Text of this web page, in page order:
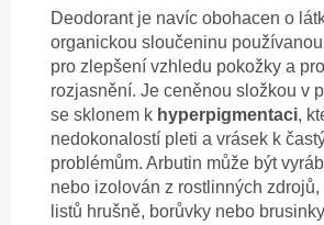
Deodorant je navíc obohacen o
organickou sloučeninu
pro zlepšení vzhledu pokožky a
rozjasnění. Je ceněnou složkou v
se sklonem k hyperpigmentaci,
nedokonalostí pleti a vrásek k
problémům. Arbutin může být
nebo izolován z rostlinných zdrojů,
listů hrušně, borůvky nebo